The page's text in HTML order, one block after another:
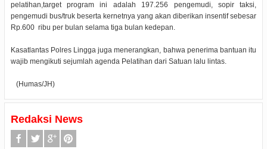
pelatihan,target program ini adalah 197.256 pengemudi, sopir taksi,
pengemudi bus/truk beserta kernetnya yang akan diberikan insentif sebesar
Rp.600 ribu per bulan selama tiga bulan kedepan.
Kasatlantas Polres Lingga juga menerangkan, bahwa penerima bantuan itu
wajib mengikuti sejumlah agenda Pelatihan dari Satuan lalu lintas.
(Humas/JH)
Redaksi News